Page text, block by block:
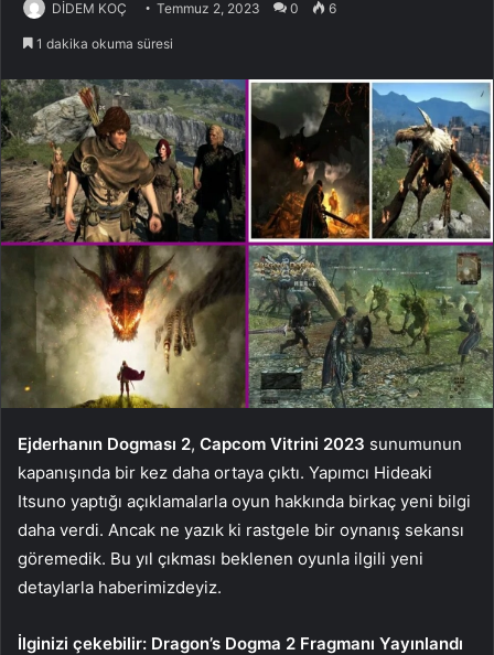
DİDEM KOÇ Temmuz 2, 2023 0 6
1 dakika okuma süresi
Ejderhanın Dogması 2, Capcom Vitrini 2023 sunumunun
kapanışında bir kez daha ortaya çıktı. Yapımcı Hideaki
Itsuno yaptığı açıklamalarla oyun hakkında birkaç yeni bilgi
daha verdi. Ancak ne yazık ki rastgele bir oynanış sekansı
göremedik. Bu yıl çıkması beklenen oyunla ilgili yeni
detaylarla haberimizdeyiz.
İlginizi çekebilir: Dragon’s Dogma 2 Fragmanı Yayınlandı